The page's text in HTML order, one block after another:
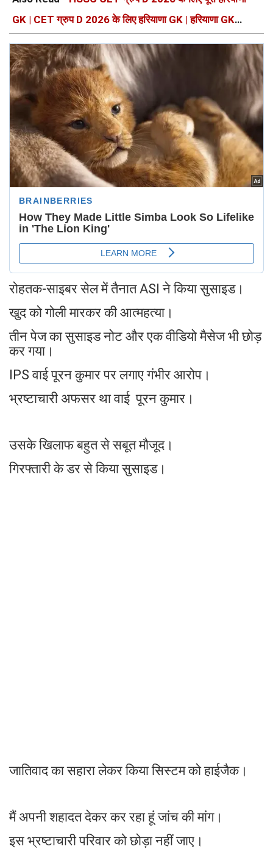
GK | CET ग्रुप D 2026 के लिए हरियाणा GK | हरियाणा GK
2026
रोहतक-साइबर सेल में तैनात ASI ने किया सुसाइड।
खुद को गोली मारकर की आत्महत्या।
तीन पेज का सुसाइड नोट और एक वीडियो मैसेज भी छोड़
कर गया।
IPS वाई पूरन कुमार पर लगाए गंभीर आरोप।
भ्रष्टाचारी अफसर था वाई पूरन कुमार।
उसके खिलाफ बहुत से सबूत मौजूद।
गिरफ्तारी के डर से किया सुसाइड।
जातिवाद का सहारा लेकर किया सिस्टम को हाईजैक।
मैं अपनी शहादत देकर कर रहा हूं जांच की मांग।
इस भ्रष्टाचारी परिवार को छोड़ा नहीं जाए।